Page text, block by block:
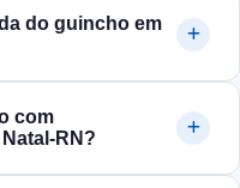
do guincho em
com